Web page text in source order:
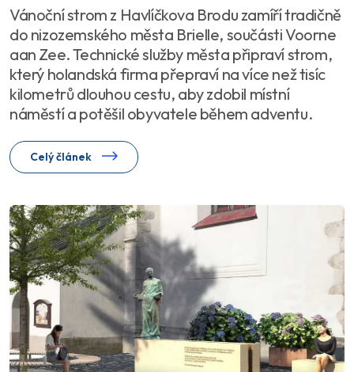
Vánoční strom z Havlíčkova Brodu zamíří tradičně
do nizozemského města Brielle, součásti Voorne
aan Zee. Technické služby města připraví strom,
který holandská firma přepraví na více než tisíc
kilometrů dlouhou cestu, aby zdobil místní
náměstí a potěšil obyvatele během adventu.
Celý článek